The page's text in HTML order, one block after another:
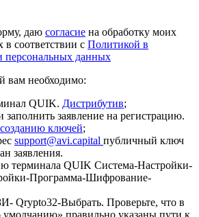
даю согласие на обработку моих
соответствии с Политикой в
персональных данных
вам необходимо:
QUIK. Дистрибутив;
заполнить заявление на регистрацию.
ключей;
support@avi.capital публичный ключ
заявления.
терминала QUIK Система-Настройки-
Программа-Шифрование-
Qrypto32-Выбрать. Проверьте, что в
умолчанию» правильно указаны пути к